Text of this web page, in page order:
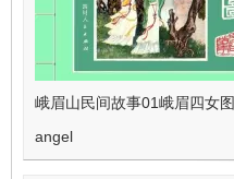
峨眉山民间故事01峨眉四女图
angel